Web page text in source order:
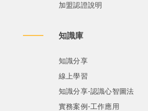
加盟認證說明
知識庫
知識分享
線上學習
知識分享-認識心智圖法
實務案例-工作應用